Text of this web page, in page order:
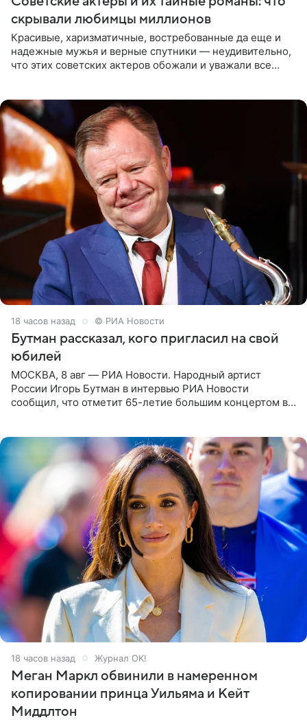
скрывали любимцы миллионов
Красивые, харизматичные, востребованные да еще и
надежные мужья и верные спутники — неудивительно,
что этих советских актеров обожали и уважали все
18 часов назад © РИА Новости
Бутман рассказал, кого пригласил на свой
юбилей
МОСКВА, 8 авг — РИА Новости. Народный артист
России Игорь Бутман в интервью РИА Новости
сообщил, что отметит 65-летие большим концертом в
18 часов назад Журнал OK!
Меган Маркл обвинили в намеренном
копировании принца Уильяма и Кейт
Миддлтон